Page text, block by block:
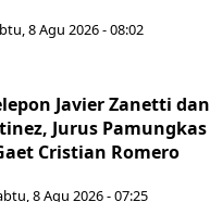
8 Agu 2026 - 08:02
Javier Zanetti dan
Jurus Pamungkas
Cristian Romero
8 Agu 2026 - 07:25